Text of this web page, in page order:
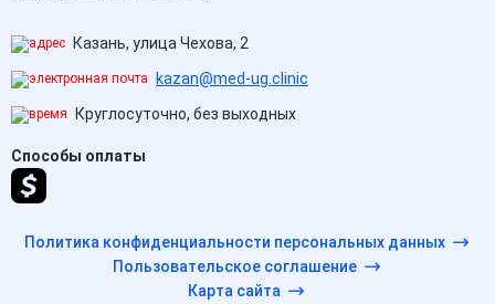
Казань, улица Чехова, 2
kazan@med-ug.clinic
Круглосуточно, без выходных
Способы оплаты
Политика конфиденциальности персональных данных
Пользовательское соглашение
Карта сайта